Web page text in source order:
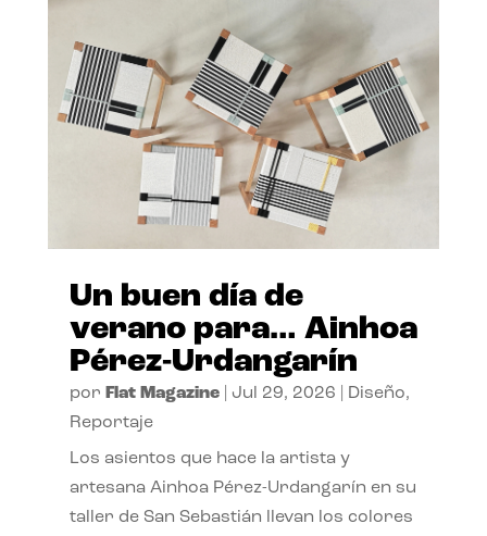
Un buen día de
verano para… Ainhoa
Pérez-Urdangarín
por Flat Magazine| Jul 29, 2026 Diseño,
Reportaje
Los asientos que hace la artista y
artesana Ainhoa Pérez-Urdangarín en su
taller de San Sebastián llevan los colores